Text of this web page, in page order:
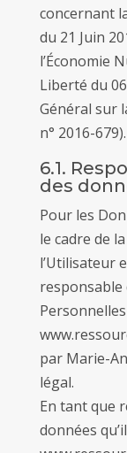
concernant
du 21 Juin
l’Économie
Liberté du
Général sur
n° 2016-679).
6.1.
des
Pour les
le cadre de
l’Utilisateur
par Marie-
légal.
En tant que
données